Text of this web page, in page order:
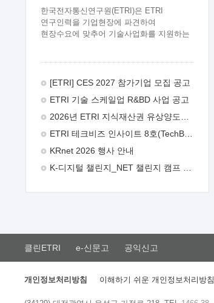
한국전자통신연구원(ETRI)은 ETRI
연구인력을 기업현장에 파견하여
현장수요에 맞추어 기술사업화를 지원하는
주시기 바랍니다. 2026년 8월
추진목적: ETRI 인력을 기업현장에 파견.
기술지원을 실시함으로써 ETRI 개발기술의
극대화하고, 지원기업을 강견기업으로
육성하고자 함.  신청자격: ETRI
ETRI 창업/연구소기업, 기술이전/출자기업
(2 ~ 3년차) 연봉의 40%  추진일정(1)
희망기업 신청/접수(2)희망인력-희망기업
매칭(3)현장조사/ 선정(심의)(4)협약체결
26일 9월초순 9월 중순 10월 이후*
[ETRI] CES 2027 참가기업 모집 공고
ETRI 기술 스케일업 R&BD 사업 공고
ETRI 테크비즈 인사이트 8호(TechBiz Insight Vol.8) 발간
KRnet 2026 행사 안내
클린ETRI e-신문고 공익신고
개인정보처리방침 이해하기 쉬운 개인정보처리방침